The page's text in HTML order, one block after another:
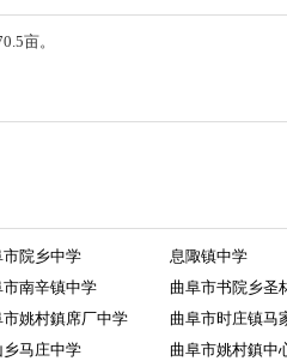
亩。
市院乡中学
息陬镇中学
市南辛镇中学
曲阜市书院乡圣
市姚村鎮席厂中学
曲阜市时庄镇马
乡马庄中学
曲阜市姚村鎮中